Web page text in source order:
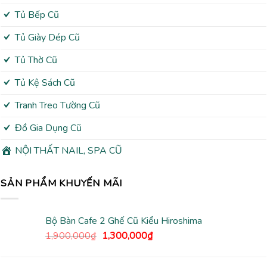
Tủ Bếp Cũ
Tủ Giày Dép Cũ
Tủ Thờ Cũ
Tủ Kệ Sách Cũ
Tranh Treo Tường Cũ
Đồ Gia Dụng Cũ
NỘI THẤT NAIL, SPA CŨ
SẢN PHẨM KHUYẾN MÃI
Bộ Bàn Cafe 2 Ghế Cũ Kiểu Hiroshima
1,900,000₫ Giá
1,300,000₫Giá